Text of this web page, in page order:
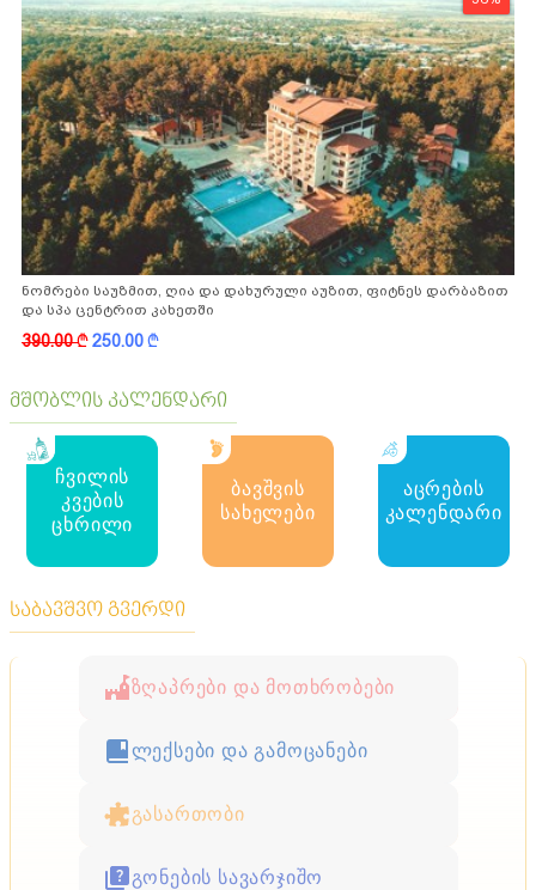
ნომრები საუზმით, ღია და დახურული აუზით, ფიტნეს დარბაზით
და სპა ცენტრით კახეთში
390.00k250.00k
მშობლის კალენდარი
ჩვილის
კვების
ცხრილი
ბავშვის
სახელები
აცრების
კალენდარი
საბავშვო გვერდი
ზღაპრები და მოთხრობები
ლექსები და გამოცანები
გასართობი
გონების სავარჯიშო